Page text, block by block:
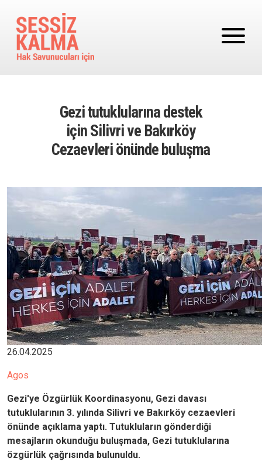
Gezi tutuklularına destek
için Silivri ve Bakırköy
Cezaevleri önünde buluşma
26.04.2025
Agos
Gezi'ye Özgürlük Koordinasyonu, Gezi davası
tutuklularının 3. yılında Silivri ve Bakırköy cezaevleri
önünde açıklama yaptı. Tutukluların gönderdiği
mesajların okunduğu buluşmada, Gezi tutuklularına
özgürlük çağrısında bulunuldu.